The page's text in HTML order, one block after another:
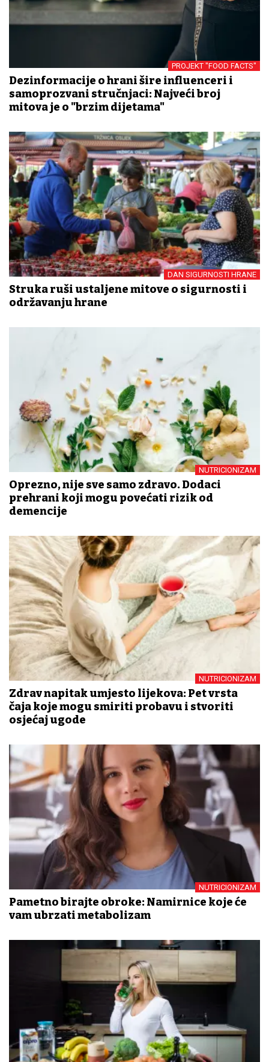
PROJEKT "FOOD FACTS"
Dezinformacije o hrani šire influenceri i
samoprozvani stručnjaci: Najveći broj
mitova je o "brzim dijetama"
DAN SIGURNOSTI HRANE
Struka ruši ustaljene mitove o sigurnosti i
održavanju hrane
NUTRICIONIZAM
Oprezno, nije sve samo zdravo. Dodaci
prehrani koji mogu povećati rizik od
demencije
NUTRICIONIZAM
Zdrav napitak umjesto lijekova: Pet vrsta
čaja koje mogu smiriti probavu i stvoriti
osjećaj ugode
NUTRICIONIZAM
Pametno birajte obroke: Namirnice koje će
vam ubrzati metabolizam